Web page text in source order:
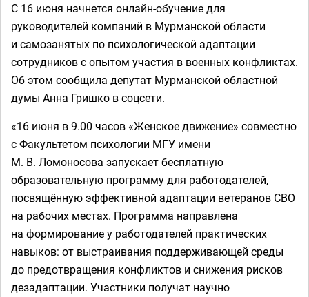
С 16 июня начнется онлайн-обучение для
руководителей компаний в Мурманской области
и самозанятых по психологической адаптации
сотрудников с опытом участия в военных конфликтах.
Об этом сообщила депутат Мурманской областной
думы Анна Гришко в соцсети.
«16 июня в 9.00 часов «Женское движение» совместно
с Факультетом психологии МГУ имени
М. В. Ломоносова запускает бесплатную
образовательную программу для работодателей,
посвящённую эффективной адаптации ветеранов СВО
на рабочих местах. Программа направлена
на формирование у работодателей практических
навыков: от выстраивания поддерживающей среды
до предотвращения конфликтов и снижения рисков
дезадаптации. Участники получат научно